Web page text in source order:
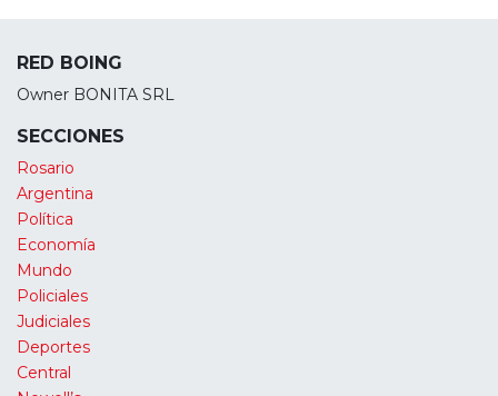
RED BOING
Owner BONITA SRL
SECCIONES
Rosario
Argentina
Política
Economía
Mundo
Policiales
Judiciales
Deportes
Central